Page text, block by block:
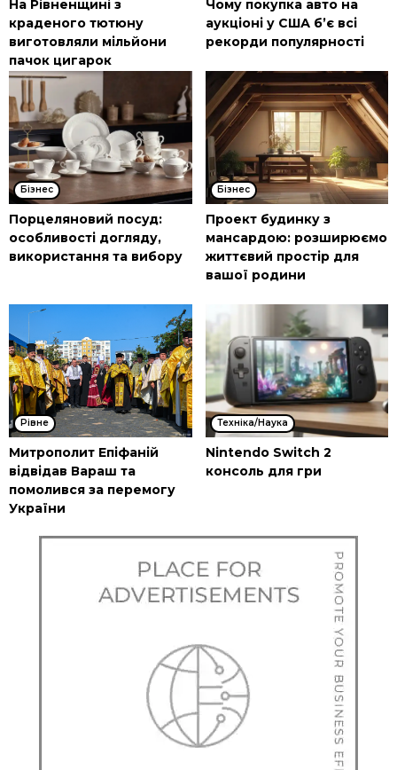
На Рівненщині з
краденого тютюну
виготовляли мільйони
пачок цигарок
Чому покупка авто на
аукціоні у США б’є всі
рекорди популярності
Бізнес
Порцеляновий посуд:
особливості догляду,
використання та вибору
Бізнес
Проект будинку з
мансардою: розширюємо
життєвий простір для
вашої родини
Рівне
Митрополит Епіфаній
відвідав Вараш та
помолився за перемогу
України
Техніка/Наука
Nintendo Switch 2
консоль для гри